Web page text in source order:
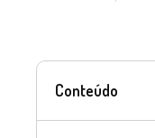
Conteúdo